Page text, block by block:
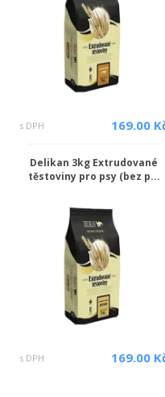
s DPH 169.00
Delikan 3kg Extrudované
těstoviny pro psy (bez p...
s DPH 169.00